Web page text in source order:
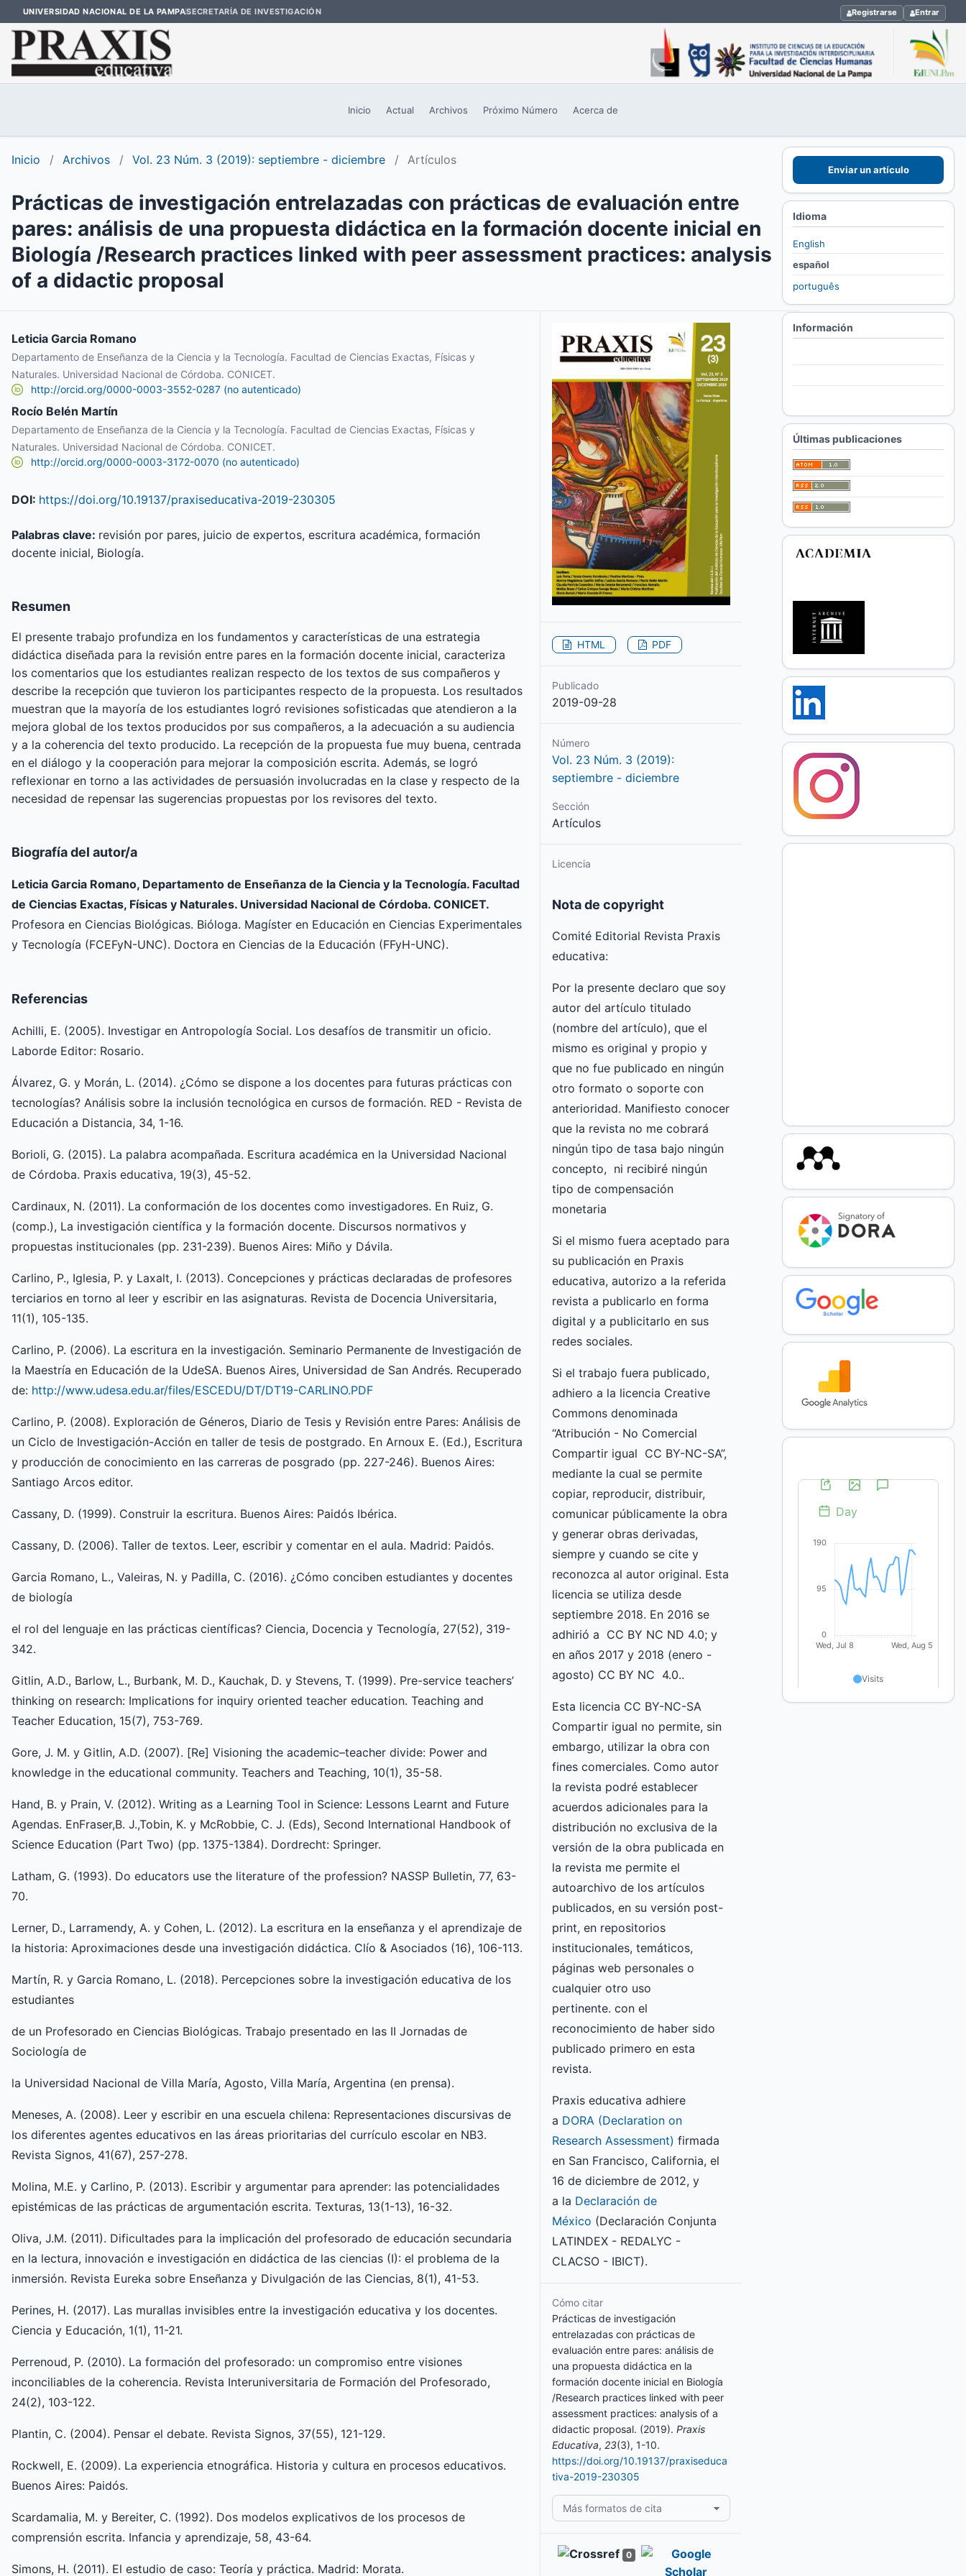
UNIVERSIDAD NACIONAL DE LA PAMPASECRETARÍA DE INVESTIGACIÓN Registrarse Entrar
Inicio Actual Archivos Próximo Número Acerca de
Inicio / Archivos / Vol. 23 Núm. 3 (2019): septiembre - diciembre / Artículos
Prácticas de investigación entrelazadas con prácticas de evaluación entre
pares: análisis de una propuesta didáctica en la formación docente inicial en
Biología /Research practices linked with peer assessment practices: analysis
of a didactic proposal
Leticia Garcia Romano
Departamento de Enseñanza de la Ciencia y la Tecnología. Facultad de Ciencias Exactas, Físicas y
Naturales. Universidad Nacional de Córdoba. CONICET.
http://orcid.org/0000-0003-3552-0287 (no autenticado)
Rocío Belén Martín
Departamento de Enseñanza de la Ciencia y la Tecnología. Facultad de Ciencias Exactas, Físicas y
Naturales. Universidad Nacional de Córdoba. CONICET.
http://orcid.org/0000-0003-3172-0070 (no autenticado)
DOI: https://doi.org/10.19137/praxiseducativa-2019-230305
Palabras clave: revisión por pares, juicio de expertos, escritura académica, formación
docente inicial, Biología.
Resumen
El presente trabajo profundiza en los fundamentos y características de una estrategia
didáctica diseñada para la revisión entre pares en la formación docente inicial, caracteriza
los comentarios que los estudiantes realizan respecto de los textos de sus compañeros y
describe la recepción que tuvieron los participantes respecto de la propuesta. Los resultados
muestran que la mayoría de los estudiantes logró revisiones sofisticadas que atendieron a la
mejora global de los textos producidos por sus compañeros, a la adecuación a su audiencia
y a la coherencia del texto producido. La recepción de la propuesta fue muy buena, centrada
en el diálogo y la cooperación para mejorar la composición escrita. Además, se logró
reflexionar en torno a las actividades de persuasión involucradas en la clase y respecto de la
necesidad de repensar las sugerencias propuestas por los revisores del texto.
Biografía del autor/a
Leticia Garcia Romano, Departamento de Enseñanza de la Ciencia y la Tecnología. Facultad
de Ciencias Exactas, Físicas y Naturales. Universidad Nacional de Córdoba. CONICET.
Profesora en Ciencias Biológicas. Bióloga. Magíster en Educación en Ciencias Experimentales
y Tecnología (FCEFyN-UNC). Doctora en Ciencias de la Educación (FFyH-UNC).
Referencias
Achilli, E. (2005). Investigar en Antropología Social. Los desafíos de transmitir un oficio.
Laborde Editor: Rosario.
Álvarez, G. y Morán, L. (2014). ¿Cómo se dispone a los docentes para futuras prácticas con
tecnologías? Análisis sobre la inclusión tecnológica en cursos de formación. RED - Revista de
Educación a Distancia, 34, 1-16.
Borioli, G. (2015). La palabra acompañada. Escritura académica en la Universidad Nacional
de Córdoba. Praxis educativa, 19(3), 45-52.
Cardinaux, N. (2011). La conformación de los docentes como investigadores. En Ruiz, G.
(comp.), La investigación científica y la formación docente. Discursos normativos y
propuestas institucionales (pp. 231-239). Buenos Aires: Miño y Dávila.
Carlino, P., Iglesia, P. y Laxalt, I. (2013). Concepciones y prácticas declaradas de profesores
terciarios en torno al leer y escribir en las asignaturas. Revista de Docencia Universitaria,
11(1), 105-135.
Carlino, P. (2006). La escritura en la investigación. Seminario Permanente de Investigación de
la Maestría en Educación de la UdeSA. Buenos Aires, Universidad de San Andrés. Recuperado
de: http://www.udesa.edu.ar/files/ESCEDU/DT/DT19-CARLINO.PDF
Carlino, P. (2008). Exploración de Géneros, Diario de Tesis y Revisión entre Pares: Análisis de
un Ciclo de Investigación-Acción en taller de tesis de postgrado. En Arnoux E. (Ed.), Escritura
y producción de conocimiento en las carreras de posgrado (pp. 227-246). Buenos Aires:
Santiago Arcos editor.
Cassany, D. (1999). Construir la escritura. Buenos Aires: Paidós Ibérica.
Cassany, D. (2006). Taller de textos. Leer, escribir y comentar en el aula. Madrid: Paidós.
Garcia Romano, L., Valeiras, N. y Padilla, C. (2016). ¿Cómo conciben estudiantes y docentes
de biología
el rol del lenguaje en las prácticas científicas? Ciencia, Docencia y Tecnología, 27(52), 319-
342.
Gitlin, A.D., Barlow, L., Burbank, M. D., Kauchak, D. y Stevens, T. (1999). Pre-service teachers’
thinking on research: Implications for inquiry oriented teacher education. Teaching and
Teacher Education, 15(7), 753-769.
Gore, J. M. y Gitlin, A.D. (2007). [Re] Visioning the academic–teacher divide: Power and
knowledge in the educational community. Teachers and Teaching, 10(1), 35-58.
Hand, B. y Prain, V. (2012). Writing as a Learning Tool in Science: Lessons Learnt and Future
Agendas. EnFraser,B. J.,Tobin, K. y McRobbie, C. J. (Eds), Second International Handbook of
Science Education (Part Two) (pp. 1375-1384). Dordrecht: Springer.
Latham, G. (1993). Do educators use the literature of the profession? NASSP Bulletin, 77, 63-
70.
Lerner, D., Larramendy, A. y Cohen, L. (2012). La escritura en la enseñanza y el aprendizaje de
la historia: Aproximaciones desde una investigación didáctica. Clío & Asociados (16), 106-113.
Martín, R. y Garcia Romano, L. (2018). Percepciones sobre la investigación educativa de los
estudiantes
de un Profesorado en Ciencias Biológicas. Trabajo presentado en las II Jornadas de
Sociología de
la Universidad Nacional de Villa María, Agosto, Villa María, Argentina (en prensa).
Meneses, A. (2008). Leer y escribir en una escuela chilena: Representaciones discursivas de
los diferentes agentes educativos en las áreas prioritarias del currículo escolar en NB3.
Revista Signos, 41(67), 257-278.
Molina, M.E. y Carlino, P. (2013). Escribir y argumentar para aprender: las potencialidades
epistémicas de las prácticas de argumentación escrita. Texturas, 13(1-13), 16-32.
Oliva, J.M. (2011). Dificultades para la implicación del profesorado de educación secundaria
en la lectura, innovación e investigación en didáctica de las ciencias (I): el problema de la
inmersión. Revista Eureka sobre Enseñanza y Divulgación de las Ciencias, 8(1), 41-53.
Perines, H. (2017). Las murallas invisibles entre la investigación educativa y los docentes.
Ciencia y Educación, 1(1), 11-21.
Perrenoud, P. (2010). La formación del profesorado: un compromiso entre visiones
inconciliables de la coherencia. Revista Interuniversitaria de Formación del Profesorado,
24(2), 103-122.
Plantin, C. (2004). Pensar el debate. Revista Signos, 37(55), 121-129.
Rockwell, E. (2009). La experiencia etnográfica. Historia y cultura en procesos educativos.
Buenos Aires: Paidós.
Scardamalia, M. y Bereiter, C. (1992). Dos modelos explicativos de los procesos de
comprensión escrita. Infancia y aprendizaje, 58, 43-64.
Simons, H. (2011). El estudio de caso: Teoría y práctica. Madrid: Morata.
HTML PDF
Publicado
2019-09-28
Número
Vol. 23 Núm. 3 (2019):
septiembre - diciembre
Sección
Artículos
Licencia
Nota de copyright
Comité Editorial Revista Praxis
educativa:
Por la presente declaro que soy
autor del artículo titulado
(nombre del artículo), que el
mismo es original y propio y
que no fue publicado en ningún
otro formato o soporte con
anterioridad. Manifiesto conocer
que la revista no me cobrará
ningún tipo de tasa bajo ningún
concepto, ni recibiré ningún
tipo de compensación
monetaria
Si el mismo fuera aceptado para
su publicación en Praxis
educativa, autorizo a la referida
revista a publicarlo en forma
digital y a publicitarlo en sus
redes sociales.
Si el trabajo fuera publicado,
adhiero a la licencia Creative
Commons denominada
“Atribución - No Comercial
Compartir igual CC BY-NC-SA”,
mediante la cual se permite
copiar, reproducir, distribuir,
comunicar públicamente la obra
y generar obras derivadas,
siempre y cuando se cite y
reconozca al autor original. Esta
licencia se utiliza desde
septiembre 2018. En 2016 se
adhirió a CC BY NC ND 4.0; y
en años 2017 y 2018 (enero -
agosto) CC BY NC 4.0..
Esta licencia CC BY-NC-SA
Compartir igual no permite, sin
embargo, utilizar la obra con
fines comerciales. Como autor
la revista podré establecer
acuerdos adicionales para la
distribución no exclusiva de la
versión de la obra publicada en
la revista me permite el
autoarchivo de los artículos
publicados, en su versión post-
print, en repositorios
institucionales, temáticos,
páginas web personales o
cualquier otro uso
pertinente. con el
reconocimiento de haber sido
publicado primero en esta
revista.
Praxis educativa adhiere
a DORA (Declaration on
Research Assessment) firmada
en San Francisco, California, el
16 de diciembre de 2012, y
a la Declaración de
México (Declaración Conjunta
LATINDEX - REDALYC -
CLACSO - IBICT).
Cómo citar
Prácticas de investigación
entrelazadas con prácticas de
evaluación entre pares: análisis de
una propuesta didáctica en la
formación docente inicial en Biología
/Research practices linked with peer
assessment practices: analysis of a
didactic proposal. (2019). Praxis
Educativa, 23(3), 1-10.
https://doi.org/10.19137/praxiseduca
tiva-2019-230305
Más formatos de cita
0
Enviar un artículo
Idioma
English
español
português
Información
Últimas publicaciones